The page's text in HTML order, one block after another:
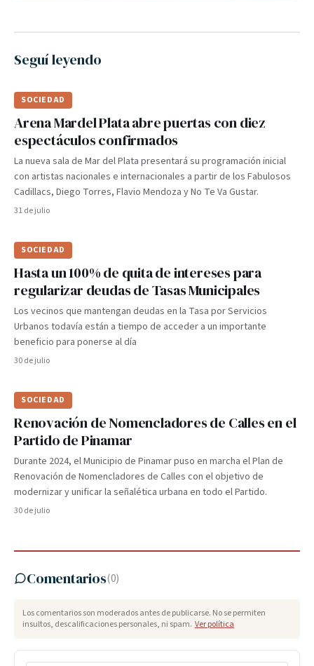
Seguí leyendo
SOCIEDAD
Arena Mardel Plata abre puertas con diez
espectáculos confirmados
La nueva sala de Mar del Plata presentará su programación inicial
con artistas nacionales e internacionales a partir de los Fabulosos
Cadillacs, Diego Torres, Flavio Mendoza y No Te Va Gustar.
31 de julio
SOCIEDAD
Hasta un 100% de quita de intereses para
regularizar deudas de Tasas Municipales
Los vecinos que mantengan deudas en la Tasa por Servicios
Urbanos todavía están a tiempo de acceder a un importante
beneficio para ponerse al día
30 de julio
SOCIEDAD
Renovación de Nomencladores de Calles en el
Partido de Pinamar
Durante 2024, el Municipio de Pinamar puso en marcha el Plan de
Renovación de Nomencladores de Calles con el objetivo de
modernizar y unificar la señalética urbana en todo el Partido.
30 de julio
Comentarios(0)
Los comentarios son moderados antes de publicarse. No se permiten
insultos, descalificaciones personales, ni spam. Ver política